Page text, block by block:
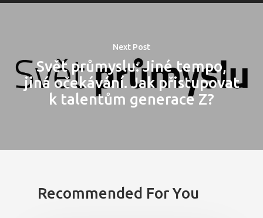
Next Post
Svět průmyslu: Jiné tempo,
jiná očekávání. Jak přistupovat
k talentům generace Z?
Recommended For You
Program 27.3.
Osobnosti
Aktuality
Partneři